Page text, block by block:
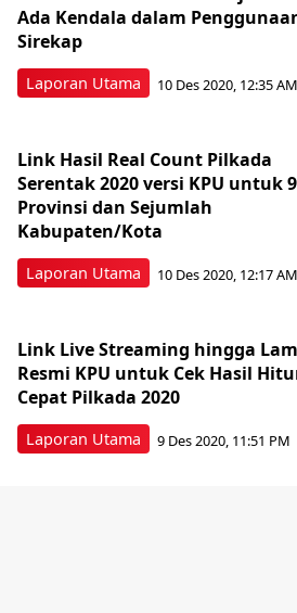
Laporan Utama
Ada Kendala dalam
Sirekap
10 Des 2020, 12:35 AM
Laporan Utama
Link Hasil Real Count Pilkada
Serentak 2020 versi KPU untuk 9
Provinsi dan Sejumlah
Kabupaten/Kota
10 Des 2020, 12:17 AM
Laporan Utama
Link Live Streaming hingga
Resmi KPU untuk Cek Hasil
Cepat Pilkada 2020
9 Des 2020, 11:51 PM